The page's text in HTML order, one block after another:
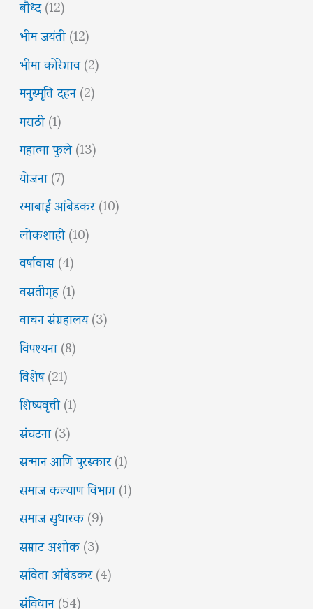
भीम जयंती(12)
भीमा कोरेगाव(2)
मनुस्मृति दहन(2)
मराठी(1)
महात्मा फुले(13)
योजना(7)
रमाबाई आंबेडकर(10)
लोकशाही(10)
वर्षावास(4)
वसतीगृह(1)
वाचन संग्रहालय(3)
विपश्यना(8)
विशेष(21)
शिष्यवृत्ती(1)
संघटना(3)
सन्मान आणि पुरस्कार(1)
समाज कल्याण विभाग(1)
समाज सुधारक(9)
सम्राट अशोक(3)
सविता आंबेडकर(4)
संविधान(54)